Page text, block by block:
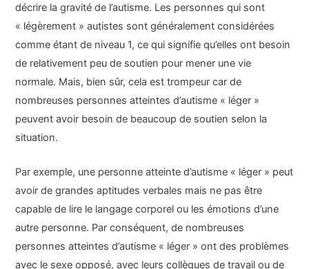
décrire la gravité de l’autisme. Les personnes qui sont
« légèrement » autistes sont généralement considérées
comme étant de niveau 1, ce qui signifie qu’elles ont besoin
de relativement peu de soutien pour mener une vie
normale. Mais, bien sûr, cela est trompeur car de
nombreuses personnes atteintes d’autisme « léger »
peuvent avoir besoin de beaucoup de soutien selon la
situation.
Par exemple, une personne atteinte d’autisme « léger » peut
avoir de grandes aptitudes verbales mais ne pas être
capable de lire le langage corporel ou les émotions d’une
autre personne. Par conséquent, de nombreuses
personnes atteintes d’autisme « léger » ont des problèmes
avec le sexe opposé, avec leurs collègues de travail ou de